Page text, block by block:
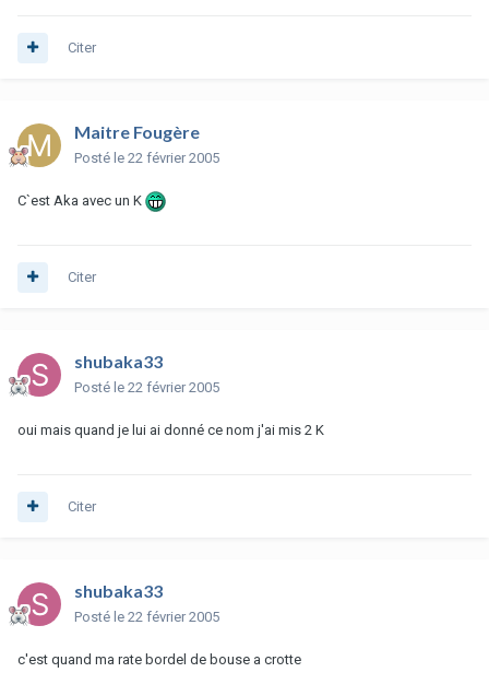
Citer
Maitre Fougère
Posté le 22 février 2005
C`est Aka avec un K
Citer
shubaka33
Posté le 22 février 2005
oui mais quand je lui ai donné ce nom j'ai mis 2 K
Citer
shubaka33
Posté le 22 février 2005
c'est quand ma rate bordel de bouse a crotte